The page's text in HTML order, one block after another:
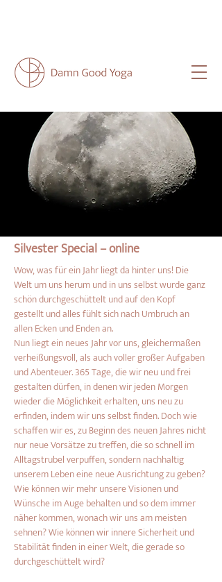
Silvester Special – online
Wow, was für ein Jahr liegt da hinter uns! Die
Welt um uns herum und in uns selbst wurde ganz
schön durchgeschüttelt und auf den Kopf
gestellt und alles fühlt sich nach Umbruch an
allen Ecken und Enden an.
Nun liegt ein neues Jahr vor uns, gleichermaßen
verheißungsvoll, als auch voller großer Aufgaben
und Abenteuer. 365 Tage, die wir neu und frei
gestalten dürfen, in denen wir jeden Morgen
wieder die Möglichkeit erhalten, uns neu zu
erfinden, indem wir uns selbst finden. Doch wie
schaffen wir es, zu Beginn des neuen Jahres nicht
nur neue Vorsätze zu treffen, die so schnell im
Alltagstrubel verpuffen, sondern nachhaltig
unserem Leben eine neue Ausrichtung zu geben?
Wie können wir mehr unsere Visionen und
Wünsche im Auge behalten und so dem immer
näher kommen, wonach wir uns am meisten
sehnen? Wie können wir innere Sicherheit und
Stabilität finden in einer Welt, die gerade so
durchgeschüttelt wird?